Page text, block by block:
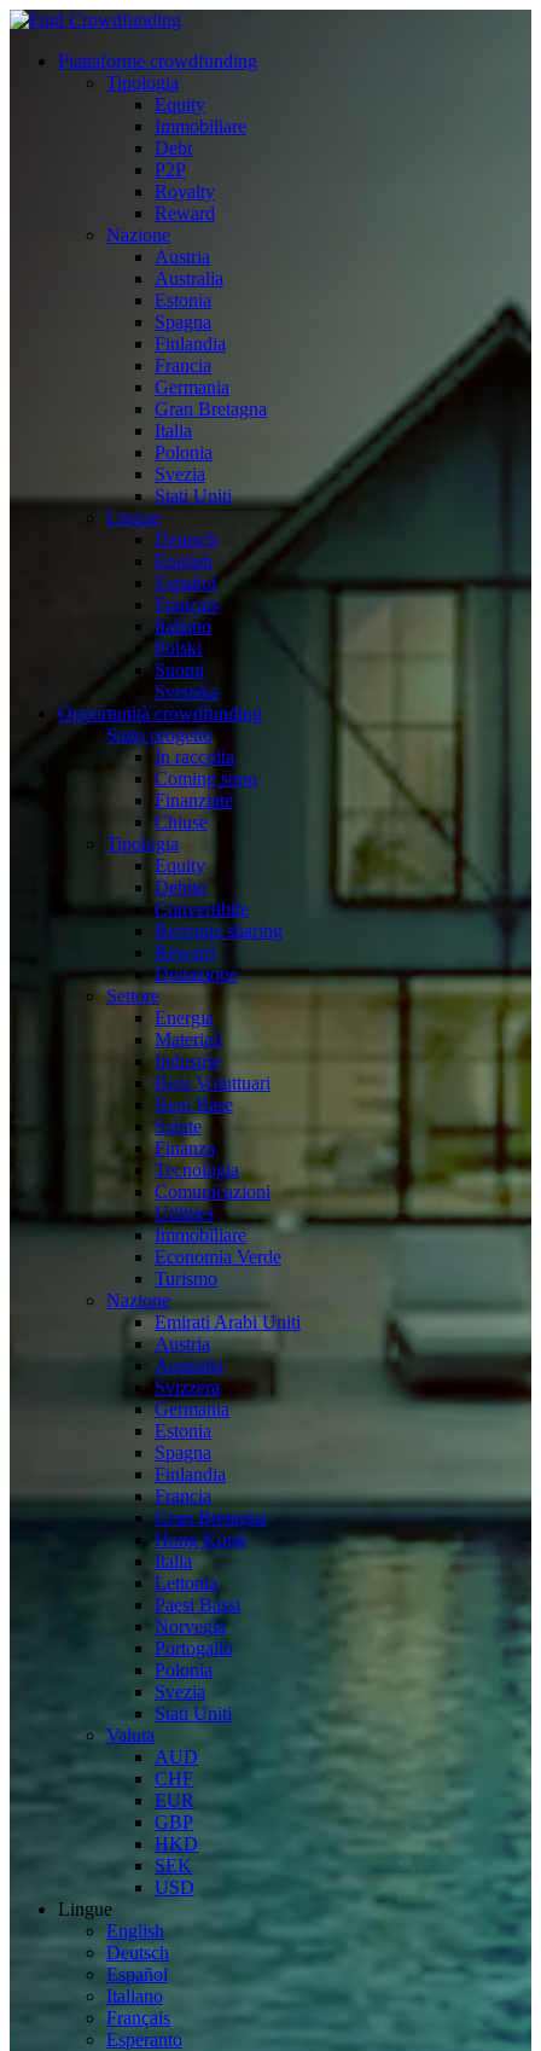
Piattaforme crowdfunding
Tipologia
Equity
Immobiliare
Debt
P2P
Royalty
Reward
Nazione
Austria
Australia
Estonia
Spagna
Finlandia
Francia
Germania
Gran Bretagna
Italia
Polonia
Svezia
Stati Uniti
Lingue
Deutsch
English
Español
Français
Italiano
Polski
Suomi
Svenska
Opportunità crowdfunding
Stato progetto
In raccolta
Coming soon
Finanziate
Chiuse
Tipologia
Equity
Debito
Convertibile
Revenue sharing
Reward
Donazione
Settore
Energia
Materiali
Industrie
Beni Voluttuari
Beni Base
Salute
Finanza
Tecnologia
Comunicazioni
Utilities
Immobiliare
Economia Verde
Turismo
Nazione
Emirati Arabi Uniti
Austria
Australia
Svizzera
Germania
Estonia
Spagna
Finlandia
Francia
Gran Bretagna
Hong Kong
Italia
Lettonia
Paesi Bassi
Norvegia
Portogallo
Polonia
Svezia
Stati Uniti
Valuta
AUD
CHF
EUR
GBP
HKD
SEK
USD
Lingue
English
Deutsch
Español
Italiano
Français
Esperanto